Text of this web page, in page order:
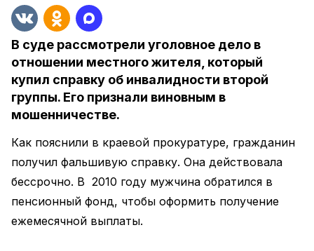
В суде рассмотрели уголовное дело в
отношении местного жителя, который
купил справку об инвалидности второй
группы. Его признали виновным в
мошенничестве.
Как пояснили в краевой прокуратуре, гражданин
получил фальшивую справку. Она действовала
бессрочно. В 2010 году мужчина обратился в
пенсионный фонд, чтобы оформить получение
ежемесячной выплаты.